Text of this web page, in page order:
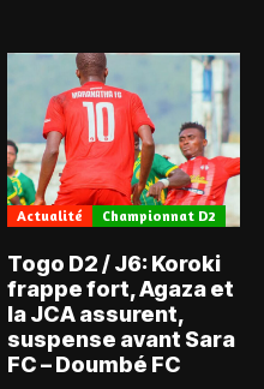
Actualité Championnat D2
Togo D2 / J6: Koroki
frappe fort, Agaza et
la JCA assurent,
suspense avant Sara
FC – Doumbé FC